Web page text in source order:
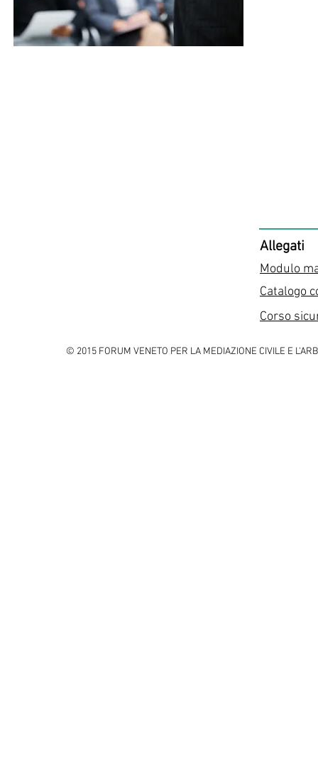
Allegati
Modulo
Catalogo
Corso
© 2015 FORUM VENETO PER LA MEDIAZIONE CIVILE E